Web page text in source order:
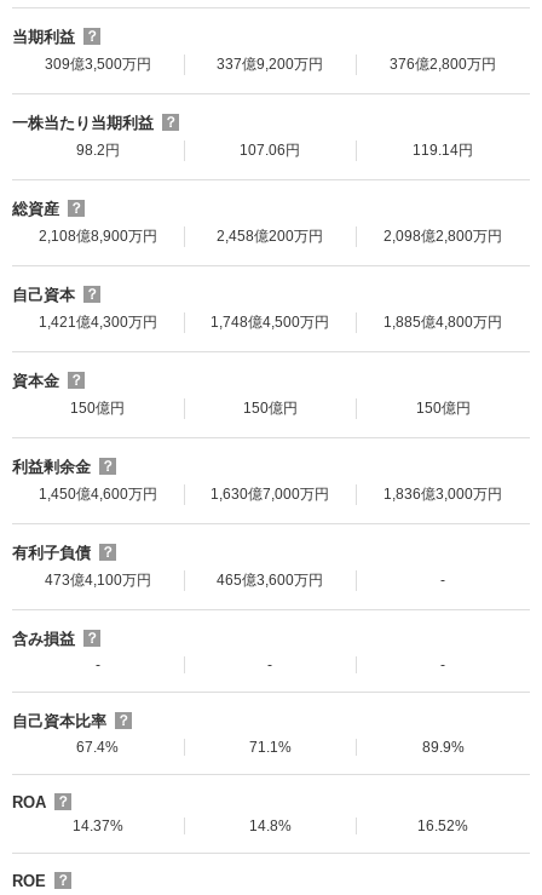
当期利益
？
309億3,500万円
337億9,200万円 376億2,800万円
一株当たり当期利益
？
98.2円
107.06円 119.14円
総資産
？
2,108億8,900万円
2,458億200万円 2,098億2,800万円
自己資本
？
1,421億4,300万円
1,748億4,500万円 1,885億4,800万円
資本金
？
150億円
150億円 150億円
利益剰余金
？
1,450億4,600万円
1,630億7,000万円 1,836億3,000万円
有利子負債
？
473億4,100万円
465億3,600万円 -
含み損益
？
-
- -
自己資本比率
？
67.4%
71.1% 89.9%
ROA
？
14.37%
14.8% 16.52%
ROE
？